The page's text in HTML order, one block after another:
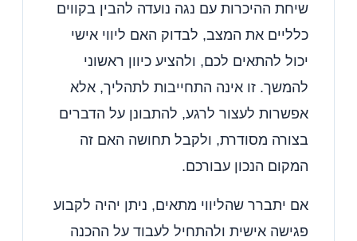
שיחת ההיכרות עם נגה נועדה להבין בקווים
כלליים את המצב, לבדוק האם ליווי אישי
יכול להתאים לכם, ולהציע כיוון ראשוני
להמשך. זו אינה התחייבות לתהליך, אלא
אפשרות לעצור לרגע, להתבונן על הדברים
בצורה מסודרת, ולקבל תחושה האם זה
המקום הנכון עבורכם.
אם יתברר שהליווי מתאים, ניתן יהיה לקבוע
פגישה אישית ולהתחיל לעבוד על ההכנה